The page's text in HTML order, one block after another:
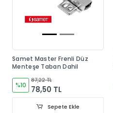
Samet Master Frenli Düz
Menteşe Taban Dahil
%10
87,22 TL
78,50 TL
Sepete Ekle